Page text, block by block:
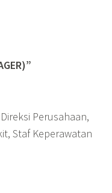
Perusahaan,
Staf Keperawatan